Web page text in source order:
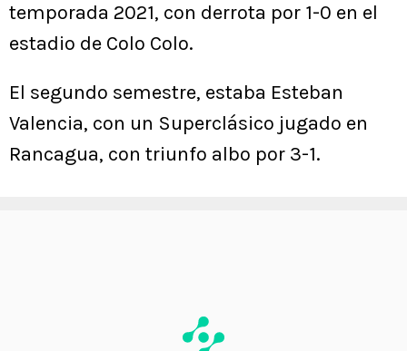
temporada 2021, con derrota por 1-0 en el
estadio de Colo Colo.
El segundo semestre, estaba Esteban
Valencia, con un Superclásico jugado en
Rancagua, con triunfo albo por 3-1.